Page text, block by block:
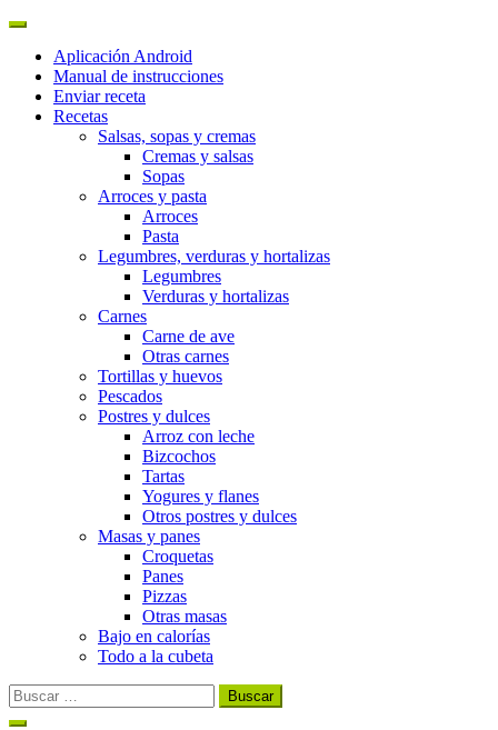
Aplicación Android
Manual de instrucciones
Enviar receta
Recetas
Salsas, sopas y cremas
Cremas y salsas
Sopas
Arroces y pasta
Arroces
Pasta
Legumbres, verduras y hortalizas
Legumbres
Verduras y hortalizas
Carnes
Carne de ave
Otras carnes
Tortillas y huevos
Pescados
Postres y dulces
Arroz con leche
Bizcochos
Tartas
Yogures y flanes
Otros postres y dulces
Masas y panes
Croquetas
Panes
Pizzas
Otras masas
Bajo en calorías
Todo a la cubeta
Buscar:
Ir